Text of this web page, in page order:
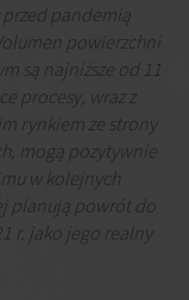
przed pandemią
powierzchni
są najniższe od 11
procesy, wraz z
rynkiem ze strony
mogą pozytywnie
w kolejnych
planują powrót do
r. jako jego realny